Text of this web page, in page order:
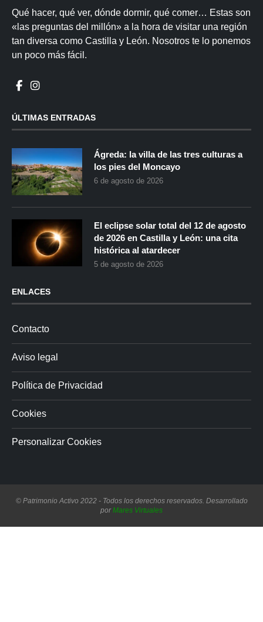
Qué hacer, qué ver, dónde dormir, qué comer… Estas son
«las preguntas del millón» a la hora de visitar una región
tan diversa como Castilla y León. Nosotros te lo ponemos
un poco más fácil.
ÚLTIMAS ENTRADAS
Ágreda: la villa de las tres culturas a
los pies del Moncayo
6 de agosto de 2026
El eclipse solar total del 12 de agosto
de 2026 en Castilla y León: una cita
histórica al atardecer
5 de agosto de 2026
ENLACES
Contacto
Aviso legal
Política de Privacidad
Cookies
Personalizar Cookies
© Patrimonio Activo 2022 - Todos los derechos reservados. Desarrollado
porMares Virtuales